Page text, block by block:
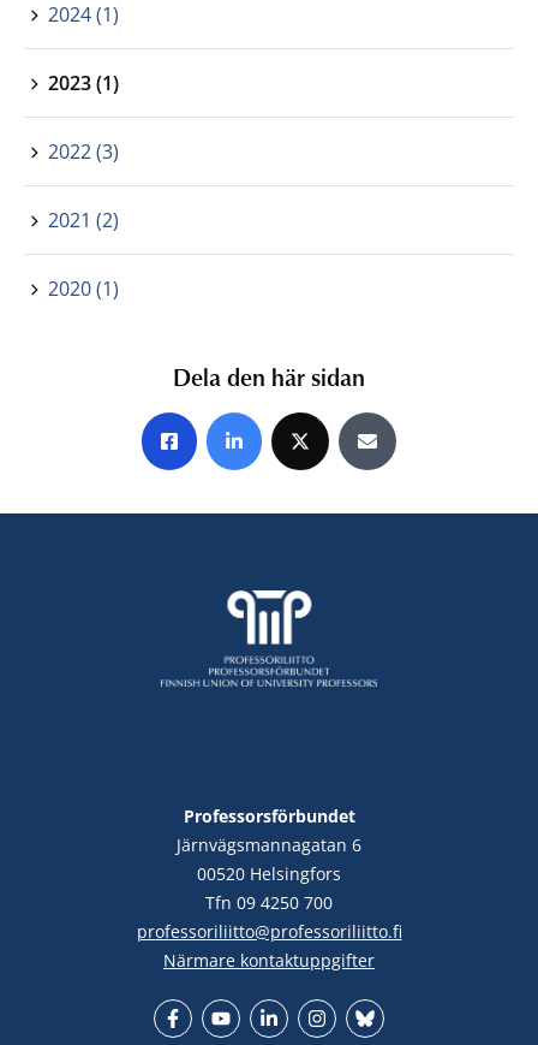
2024 (1)
2023 (1)
2022 (3)
2021 (2)
2020 (1)
Dela den här sidan
Share on Facebook
Share on LinkedIn
Share on XShare by E-mail
Professorsförbundet
Järnvägsmannagatan 6
00520 Helsingfors
Tfn 09 4250 700
professoriliitto@professoriliitto.fi
Närmare kontaktuppgifter